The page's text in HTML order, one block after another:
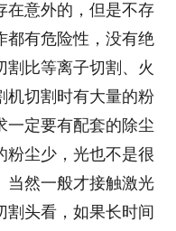
在意外的，但是不存
都有危险性，没有绝
割比等离子切割、火
机切割时有大量的粉
一定要有配套的除尘
粉尘少，光也不是很
当然一般才接触激光
割头看，如果长时间